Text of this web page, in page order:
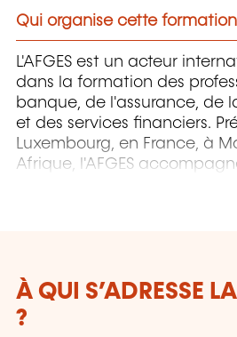
Qui organise cette
L'AFGES est un acteur
dans la formation des
banque, de l'assurance, de
et des services financiers.
Luxembourg, en France, à
Afrique, l'AFGES
20 ans les établissements
développement des
Générale, BGL BNP Paribas,
Raiffeisen, Quintet, ainsi que
établissements bancaires,
À QUI S’ADRESSE
?